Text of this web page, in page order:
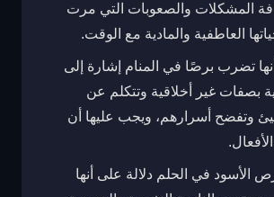
المشكلات والصعوبات التي مرت
العاطفية والمادية مع الوقت.
تضرب برصًا في المنام إشارة إلى
بصفات غير أخلاقية وتتكلم عن
وتفضح أسرارهم، ويجب عليها أن
الأسود في الحلم دلالة على أنها